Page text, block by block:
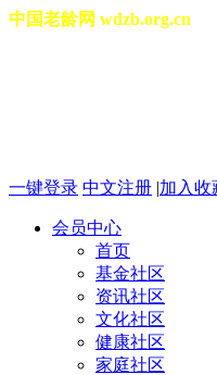
中国老龄网 wdzb.org.cn
一键登录 中文注册 |加入收
会员中心
首页
基金社区
资讯社区
文化社区
健康社区
家庭社区